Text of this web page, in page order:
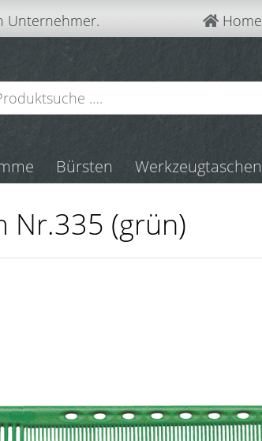
Unternehmer. Home
Bürsten Werkzeugtaschen
Nr.335 (grün)